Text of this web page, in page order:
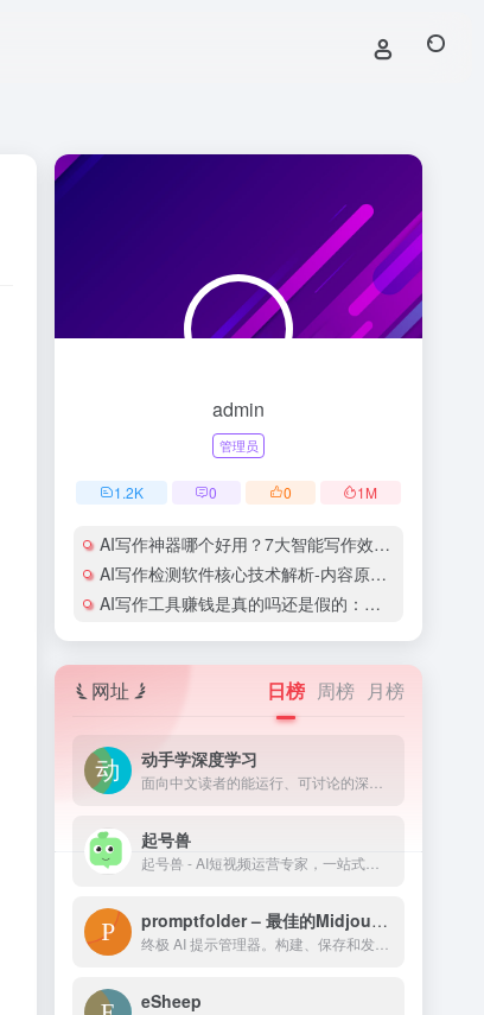
admin
管理员
1.2K 0 0 1M
AI写作神器哪个好用？7大智能写作效率工具深度测评
AI写作检测软件核心技术解析-内容原创性保障方案
AI写作工具赚钱是真的吗还是假的：真相揭秘与变现方法解析
网址 日榜 周榜 月榜
动手学深度学习
起号兽
promptfolder – 最佳的Midjourney AI提示管理工具
eSheep